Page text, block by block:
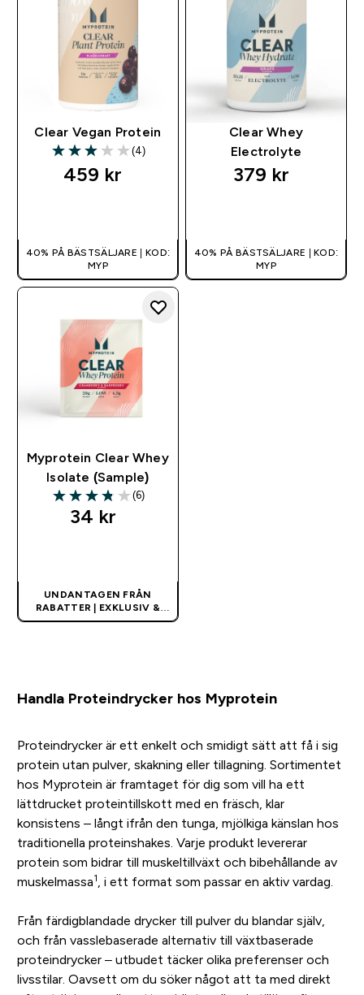
Clear Vegan Protein
3 out of 5 stars
(4)
459 kr‎
40% PÅ BÄSTSÄLJARE | KOD:
MYP
Clear Whey
Electrolyte
379 kr‎
40% PÅ BÄSTSÄLJARE | KOD:
MYP
Myprotein Clear Whey
Isolate (Sample)
3.83 out of 5 stars
(6)
34 kr‎
UNDANTAGEN FRÅN
RABATTER | EXKLUSIV &
BEGRÄNSAD
Handla Proteindrycker hos Myprotein
Proteindrycker är ett enkelt och smidigt sätt att få i sig
protein utan pulver, skakning eller tillagning. Sortimentet
hos Myprotein är framtaget för dig som vill ha ett
lättdrucket proteintillskott med en fräsch, klar
konsistens – långt ifrån den tunga, mjölkiga känslan hos
traditionella proteinshakes. Varje produkt levererar
protein som bidrar till muskeltillväxt och bibehållande av
muskelmassa1 , i ett format som passar en aktiv vardag.
Från färdigblandade drycker till pulver du blandar själv,
och från vasslebaserade alternativ till växtbaserade
proteindrycker – utbudet täcker olika preferenser och
livsstilar. Oavsett om du söker något att ta med direkt